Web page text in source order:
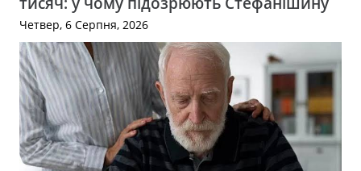
Четвер, 6 Серпня, 2026